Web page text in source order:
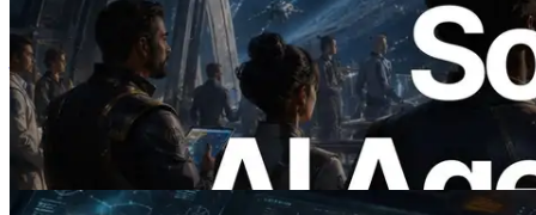
ERPC เปิดตัว Solana RPC ที่รองรับ x402
— ยุคที่ AI Agent จ่ายเงินให้ API ที่ต้องใช้
แบบ On Demand
อ่านบทความนี้